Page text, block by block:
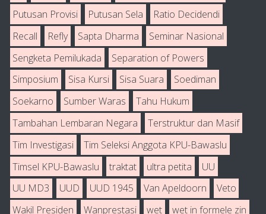
Putusan Provisi
Putusan Sela
Ratio Decidendi
Recall
Refly Sapta Dharma
Seminar Nasional
Sengketa Pemilukada
Separation of Powers
Simposium
Sisa Kursi Sisa Suara
Soediman
Soekarno
Sumber Waras
Tahu Hukum
Tambahan Lembaran Negara
Terstruktur dan Masif
Tim Investigasi
Tim Seleksi Anggota KPU-Bawaslu
Timsel KPU-Bawaslu
traktat ultra petita
UU
UU MD3
UUD UUD 1945 Van Apeldoorn
Veto
Wakil Presiden
Wanprestasi wet
wet in formele zin